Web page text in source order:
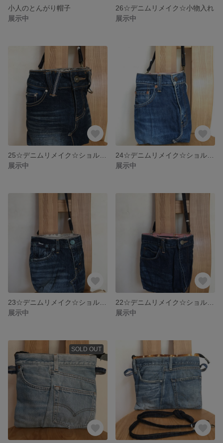
小人のとんがり帽子
展示中
26☆デニムリメイク☆小物入れ
展示中
展示中
展示中
展示中
展示中
SOLD OUT